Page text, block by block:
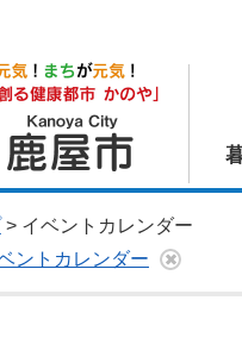
屋市
> イベントカレンダー
ントカレンダー